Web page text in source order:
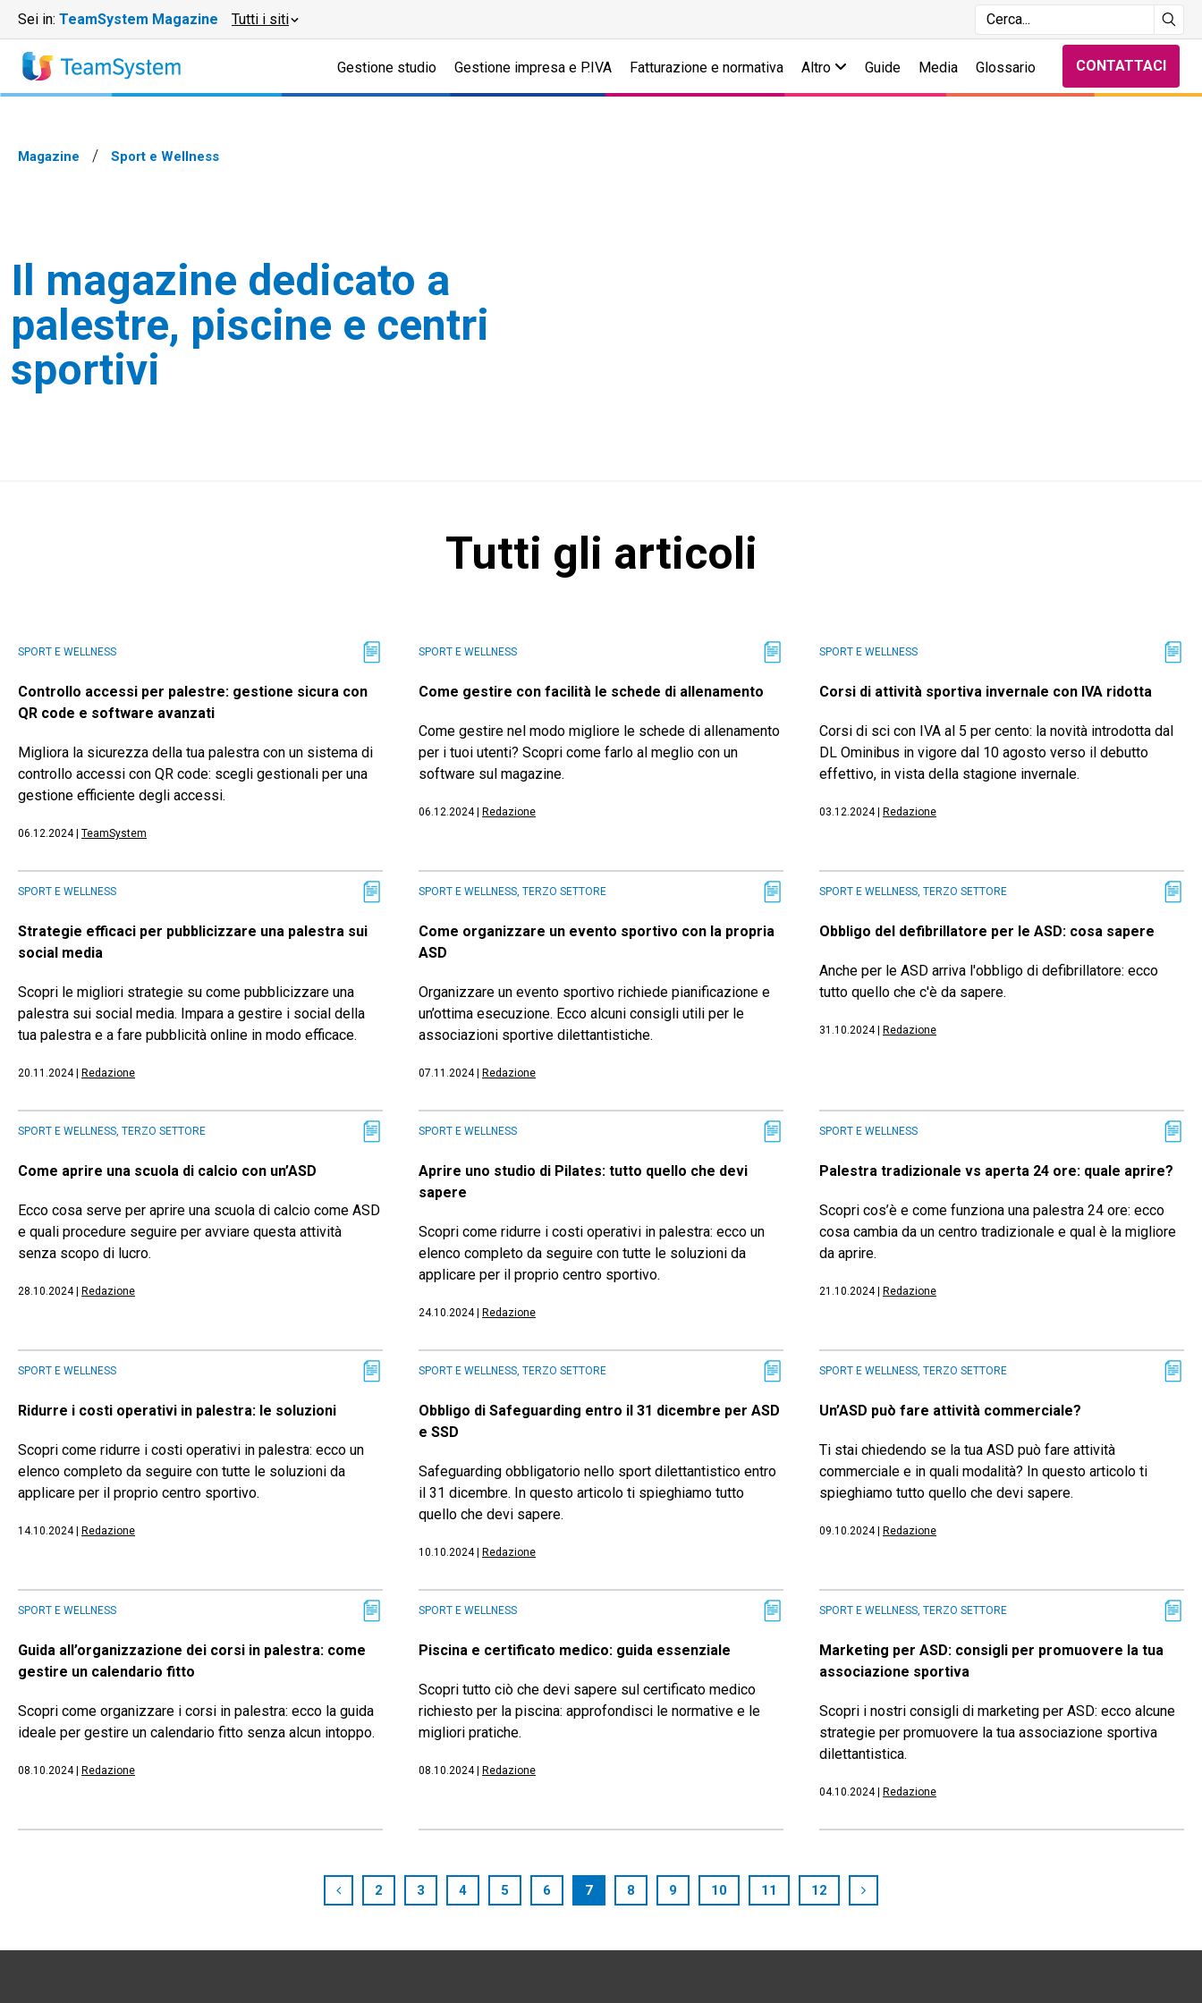
Sei in: TeamSystem Magazine Tutti i siti
Gestione studio Gestione impresa e P.IVA Fatturazione e normativa Altro Guide Media Glossario CONTATTACI
Magazine Sport e Wellness
Il magazine dedicato a
palestre, piscine e centri
sportivi
Tutti gli articoli
SPORT E WELLNESS
Controllo accessi per palestre: gestione sicura con
QR code e software avanzati
Migliora la sicurezza della tua palestra con un sistema di
controllo accessi con QR code: scegli gestionali per una
gestione efficiente degli accessi.
06.12.2024| TeamSystem
SPORT E WELLNESS
Come gestire con facilità le schede di allenamento
Come gestire nel modo migliore le schede di allenamento
per i tuoi utenti? Scopri come farlo al meglio con un
software sul magazine.
06.12.2024| Redazione
SPORT E WELLNESS
Corsi di attività sportiva invernale con IVA ridotta
Corsi di sci con IVA al 5 per cento: la novità introdotta dal
DL Ominibus in vigore dal 10 agosto verso il debutto
effettivo, in vista della stagione invernale.
03.12.2024| Redazione
SPORT E WELLNESS
Strategie efficaci per pubblicizzare una palestra sui
social media
Scopri le migliori strategie su come pubblicizzare una
palestra sui social media. Impara a gestire i social della
tua palestra e a fare pubblicità online in modo efficace.
20.11.2024| Redazione
SPORT E WELLNESS, TERZO SETTORE
Come organizzare un evento sportivo con la propria
ASD
Organizzare un evento sportivo richiede pianificazione e
un’ottima esecuzione. Ecco alcuni consigli utili per le
associazioni sportive dilettantistiche.
07.11.2024| Redazione
SPORT E WELLNESS, TERZO SETTORE
Obbligo del defibrillatore per le ASD: cosa sapere
Anche per le ASD arriva l'obbligo di defibrillatore: ecco
tutto quello che c'è da sapere.
31.10.2024| Redazione
SPORT E WELLNESS, TERZO SETTORE
Come aprire una scuola di calcio con un’ASD
Ecco cosa serve per aprire una scuola di calcio come ASD
e quali procedure seguire per avviare questa attività
senza scopo di lucro.
28.10.2024| Redazione
SPORT E WELLNESS
Aprire uno studio di Pilates: tutto quello che devi
sapere
Scopri come ridurre i costi operativi in palestra: ecco un
elenco completo da seguire con tutte le soluzioni da
applicare per il proprio centro sportivo.
24.10.2024| Redazione
SPORT E WELLNESS
Palestra tradizionale vs aperta 24 ore: quale aprire?
Scopri cos’è e come funziona una palestra 24 ore: ecco
cosa cambia da un centro tradizionale e qual è la migliore
da aprire.
21.10.2024| Redazione
SPORT E WELLNESS
Ridurre i costi operativi in palestra: le soluzioni
Scopri come ridurre i costi operativi in palestra: ecco un
elenco completo da seguire con tutte le soluzioni da
applicare per il proprio centro sportivo.
14.10.2024| Redazione
SPORT E WELLNESS, TERZO SETTORE
Obbligo di Safeguarding entro il 31 dicembre per ASD
e SSD
Safeguarding obbligatorio nello sport dilettantistico entro
il 31 dicembre. In questo articolo ti spieghiamo tutto
quello che devi sapere.
10.10.2024| Redazione
SPORT E WELLNESS, TERZO SETTORE
Un’ASD può fare attività commerciale?
Ti stai chiedendo se la tua ASD può fare attività
commerciale e in quali modalità? In questo articolo ti
spieghiamo tutto quello che devi sapere.
09.10.2024| Redazione
SPORT E WELLNESS
Guida all’organizzazione dei corsi in palestra: come
gestire un calendario fitto
Scopri come organizzare i corsi in palestra: ecco la guida
ideale per gestire un calendario fitto senza alcun intoppo.
08.10.2024| Redazione
SPORT E WELLNESS
Piscina e certificato medico: guida essenziale
Scopri tutto ciò che devi sapere sul certificato medico
richiesto per la piscina: approfondisci le normative e le
migliori pratiche.
08.10.2024| Redazione
SPORT E WELLNESS, TERZO SETTORE
Marketing per ASD: consigli per promuovere la tua
associazione sportiva
Scopri i nostri consigli di marketing per ASD: ecco alcune
strategie per promuovere la tua associazione sportiva
dilettantistica.
04.10.2024| Redazione
2 3 4 5 6 7 8 9 10 11 12